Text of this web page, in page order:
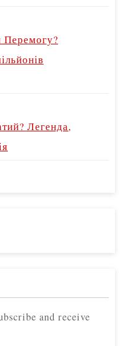
Перемогу?
Легенда,
and receive